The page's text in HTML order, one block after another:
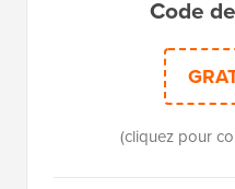
Code
(cliquez pour